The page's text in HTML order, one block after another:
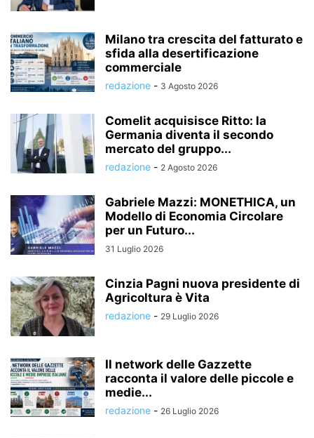
Milano tra crescita del fatturato e
sfida alla desertificazione
commerciale
redazione - 3 Agosto 2026
Comelit acquisisce Ritto: la
Germania diventa il secondo
mercato del gruppo...
redazione - 2 Agosto 2026
Gabriele Mazzi: MONETHICA, un
Modello di Economia Circolare
per un Futuro...
31 Luglio 2026
Cinzia Pagni nuova presidente di
Agricoltura è Vita
redazione - 29 Luglio 2026
Il network delle Gazzette
racconta il valore delle piccole e
medie...
redazione - 26 Luglio 2026